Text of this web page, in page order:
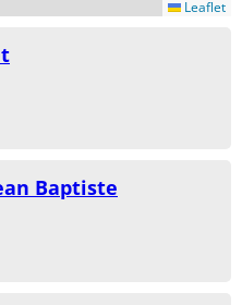
Leaflet
Baptiste